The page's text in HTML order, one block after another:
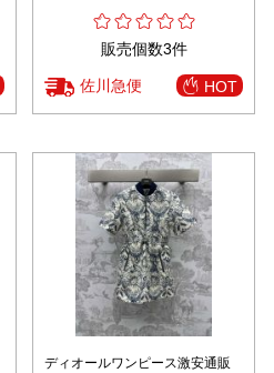
販売個数3件
佐川急便 HOT
ディオールワンピース激安通販